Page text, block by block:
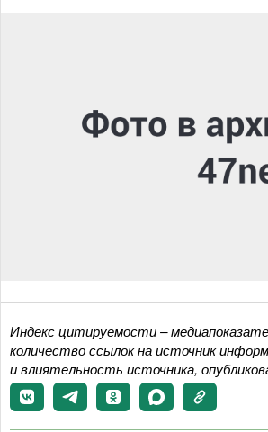
Индекс цитируемости –
количество ссылок на источник
и влиятельность источника,